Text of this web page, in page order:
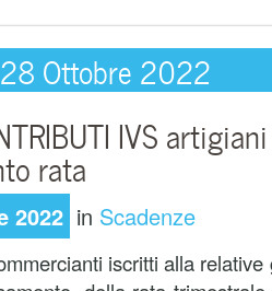
Ottobre 2022
IVS
rata
2022 in Scadenze
iscritti alla